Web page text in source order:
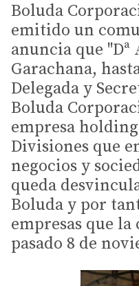
Boluda
emitido un
anuncia que
Garachana,
Delegada y
Boluda
empresa
Divisiones que
negocios y
queda
Boluda y por
empresas que
pasado 8 de